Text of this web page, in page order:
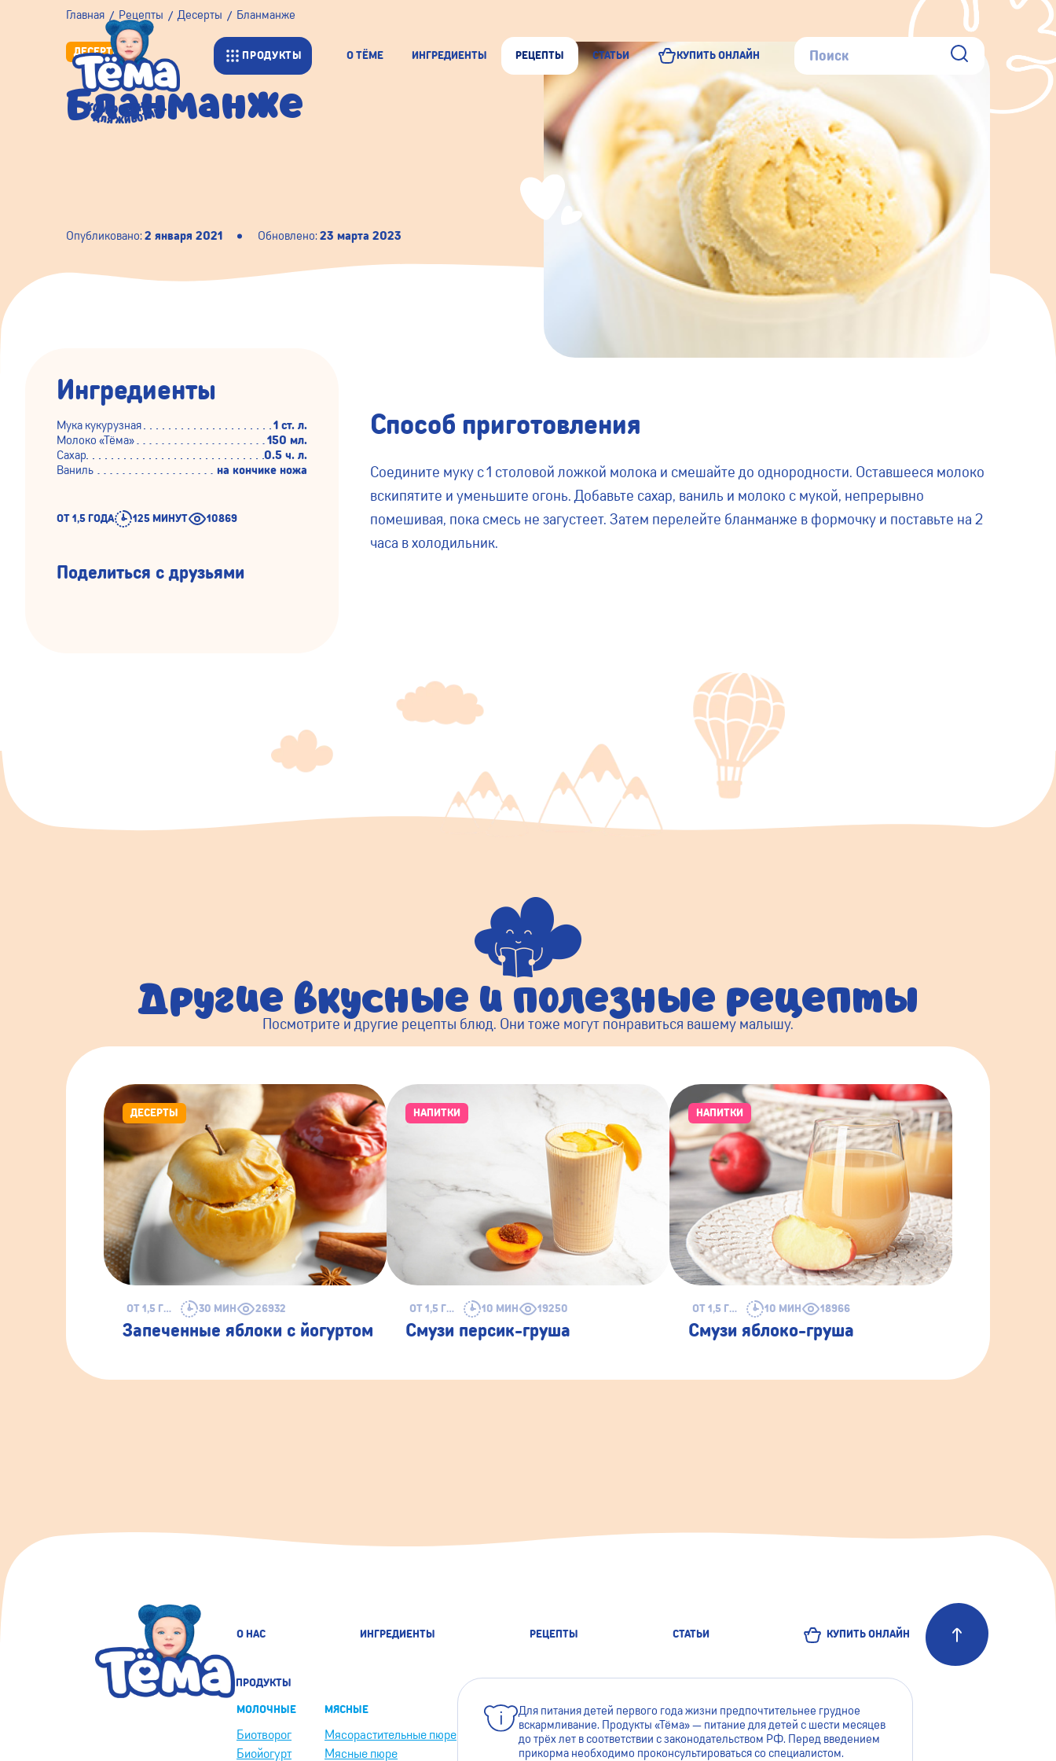
ПРОДУКТЫ О ТЁМЕ ИНГРЕДИЕНТЫ РЕЦЕПТЫ СТАТЬИ КУПИТЬ ОНЛАЙН
Главная Рецепты Десерты Бланманже
ДЕСЕРТЫ
Бланманже
Опубликовано:2 января 2021 Обновлено:23 марта 2023
Ингредиенты
Мука кукурузная
1 ст. л.
Молоко «Тёма»
150 мл.
Сахар
0.5 ч. л.
Ваниль
на кончике ножа
ОТ 1,5 ГОДА 125 МИНУТ 10869
Поделиться с друзьями
Способ приготовления
Соедините муку с 1 столовой ложкой молока и смешайте до однородности. Оставшееся молоко
вскипятите и уменьшите огонь. Добавьте сахар, ваниль и молоко с мукой, непрерывно
помешивая, пока смесь не загустеет. Затем перелейте бланманже в формочку и поставьте на 2
часа в холодильник.
Другие вкусные и полезные рецепты
Посмотрите и другие рецепты блюд. Они тоже могут понравиться вашему малышу.
ДЕСЕРТЫ
ОТ 1,5 ГОДА 30 МИН 26932
Запеченные яблоки с йогуртом
НАПИТКИ
ОТ 1,5 ГОДА 10 МИН 19250
Смузи персик-груша
НАПИТКИ
ОТ 1,5 ГОДА 10 МИН 18966
Смузи яблоко-груша
О НАС ИНГРЕДИЕНТЫ РЕЦЕПТЫ СТАТЬИ КУПИТЬ ОНЛАЙН
ПРОДУКТЫ
МОЛОЧНЫЕ
Биотворог
Биойогурт
МЯСНЫЕ
Мясорастительные пюре
Мясные пюре
Для питания детей первого года жизни предпочтительнее грудное
вскармливание. Продукты «Тёма» — питание для детей с шести месяцев
до трёх лет в соответствии с законодательством РФ. Перед введением
прикорма необходимо проконсультироваться со специалистом.